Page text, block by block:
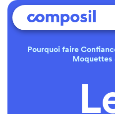
Pourquoi faire
Moquettes